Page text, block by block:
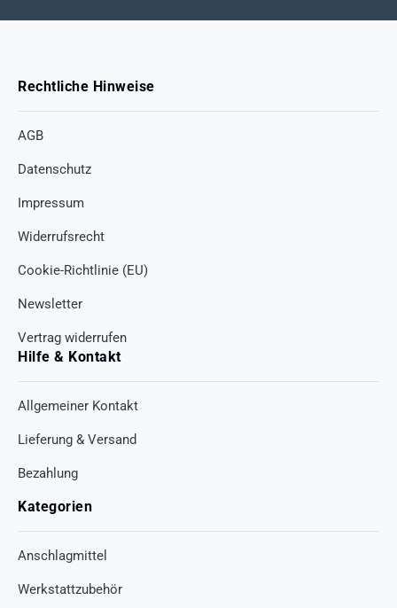
Rechtliche Hinweise
AGB
Datenschutz
Impressum
Widerrufsrecht
Cookie-Richtlinie (EU)
Newsletter
Vertrag widerrufen
Hilfe & Kontakt
Allgemeiner Kontakt
Lieferung & Versand
Bezahlung
Kategorien
Anschlagmittel
Werkstattzubehör